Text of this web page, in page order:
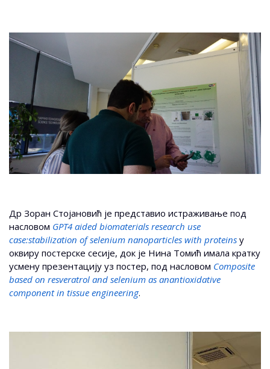
Др Зоран Стојановић je представио истраживање под
насловом GPT4 aided biomaterials research use
case:stabilization of selenium nanoparticles with proteins у
оквиру постерске сесије, док је Нина Томић имала кратку
усмену презентацију уз постер, под насловом Composite
based on resveratrol and selenium as anantioxidative
componentin tissue engineering.